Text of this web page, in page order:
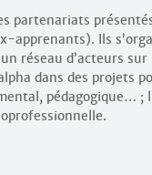
partenariats
apprenants). Ils
réseau d’acteurs
dans des projets
pédagogique… ;